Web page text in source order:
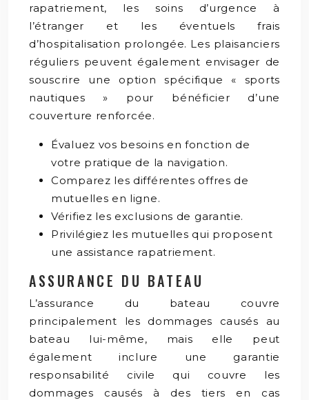
rapatriement, les soins d’urgence à
l’étranger et les éventuels frais
d’hospitalisation prolongée. Les plaisanciers
réguliers peuvent également envisager de
souscrire une option spécifique « sports
nautiques » pour bénéficier d’une
couverture renforcée.
Évaluez vos besoins en fonction de
votre pratique de la navigation.
Comparez les différentes offres de
mutuelles en ligne.
Vérifiez les exclusions de garantie.
Privilégiez les mutuelles qui proposent
une assistance rapatriement.
ASSURANCE DU BATEAU
L’assurance du bateau couvre
principalement les dommages causés au
bateau lui-même, mais elle peut
également inclure une garantie
responsabilité civile qui couvre les
dommages causés à des tiers en cas